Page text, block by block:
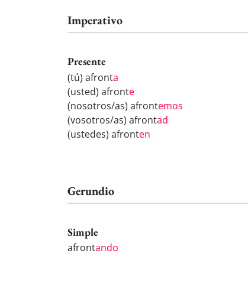
Imperativo
Presente
(tú) afronta
(usted) afronte
(nosotros/as) afrontemos
(vosotros/as) afrontad
(ustedes) afronten
Gerundio
Simple
afrontando